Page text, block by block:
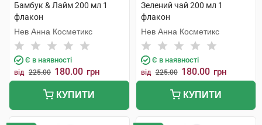
Бамбук & Лайм 200 мл 1
флакон
Нев Анна Косметикс
Є в наявності
від 225.00 180.00 грн
КУПИТИ
Зелений чай 200 мл 1
флакон
Нев Анна Косметикс
Є в наявності
від 225.00 180.00 грн
КУПИТИ